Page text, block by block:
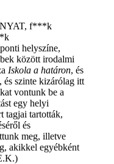
NYAT, f***k
helyszíne,
között irodalmi
Iskola a határon, és
és szinte kizárólag itt
vontunk be a
egy helyi
tagjai tartották,
és
meg, illetve
akikkel egyébként